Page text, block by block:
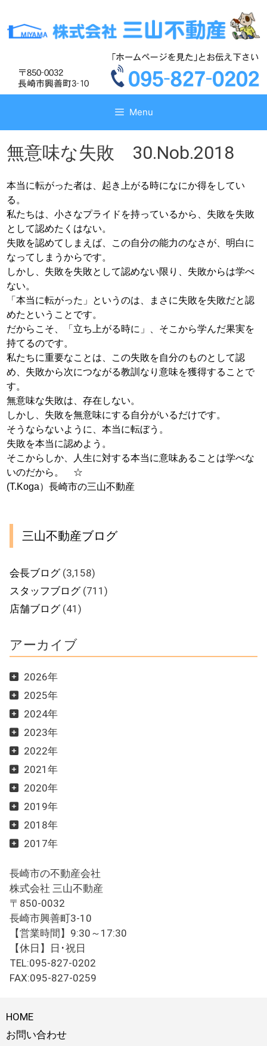
テ
ス
テ
ス
Menu
無意味な失敗 30.Nob.2018
本当に転がった者は、起き上がる時になにか得をしてい
る。
私たちは、小さなプライドを持っているから、失敗を失敗
として認めたくはない。
失敗を認めてしまえば、この自分の能力のなさが、明白に
なってしまうからです。
しかし、失敗を失敗として認めない限り、失敗からは学べ
ない。
「本当に転がった」というのは、まさに失敗を失敗だと認
めたということです。
だからこそ、「立ち上がる時に」、そこから学んだ果実を
持てるのです。
私たちに重要なことは、この失敗を自分のものとして認
め、失敗から次につながる教訓なり意味を獲得することで
す。
無意味な失敗は、存在しない。
しかし、失敗を無意味にする自分がいるだけです。
そうならないように、本当に転ぼう。
失敗を本当に認めよう。
そこからしか、人生に対する本当に意味あることは学べな
いのだから。 ☆
(T.Koga）長崎市の三山不動産
三山不動産ブログ
会長ブログ(3,158)
スタッフブログ(711)
店舗ブログ(41)
アーカイブ
2026年
2025年
2024年
2023年
2022年
2021年
2020年
2019年
2018年
2017年
長崎市の不動産会社
株式会社 三山不動産
〒850-0032
長崎市興善町3-10
【営業時間】9:30～17:30
【休日】日･祝日
TEL:095-827-0202
FAX:095-827-0259
HOME
お問い合わせ